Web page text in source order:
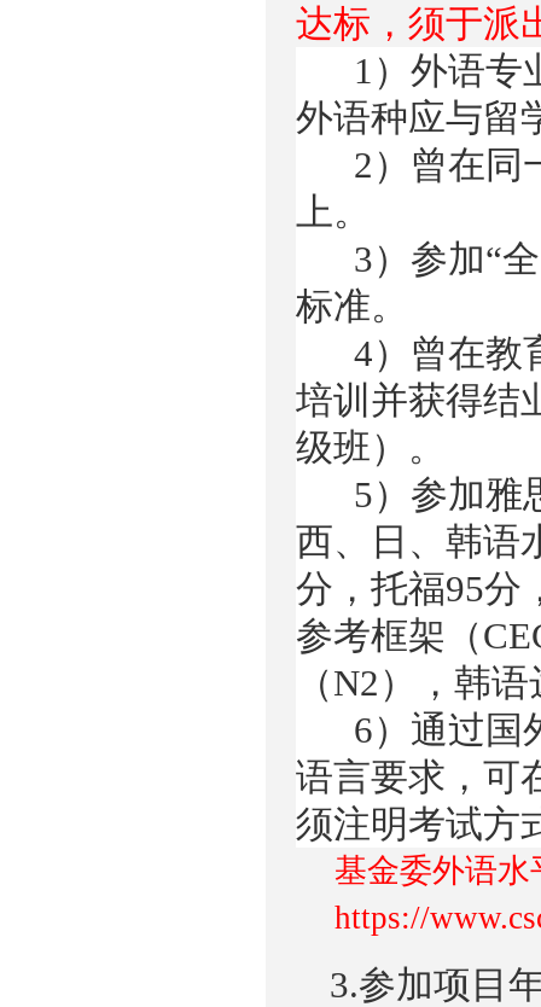
达标，须于派
1） 外语专
外语种应与留
2） 曾在同
上。
3） 参加“
标准。
4） 曾在教
培训并获得结
级班）。
5） 参加雅
西、日、韩语
分，托福95分
参考框架（
（N2），韩
6） 通过国
语言要求，可
须注明考试方
基金委外语水
https://
3.参加项目